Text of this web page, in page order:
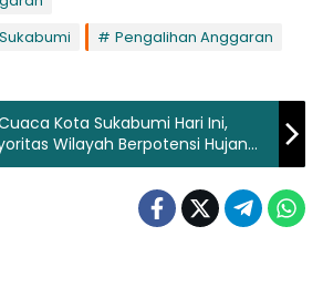
Pengalihan Anggaran
Kota Sukabumi Hari Ini,
Wilayah Berpotensi Hujan